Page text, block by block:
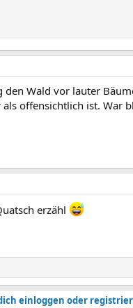
Wald vor lauter
als offensichtlich ist. War
erzähl
einloggen oder